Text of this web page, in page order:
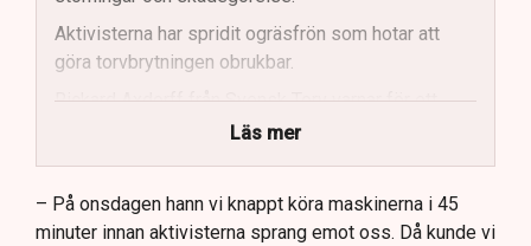
Aktivisterna har spridit ogräsfrön som hotar att
göra torvbrytningen obrukbar.
Rickard Axdorff från Svensk Torv varnar för ett
stort ekonomiskt sabotage.
Dialogpolisen på plats står maktlös inför
aktivisternas handlingar.
Frågor kvarstår om finansiering av illegal aktivism.
Läs mer
– På onsdagen hann vi knappt köra maskinerna i 45
minuter innan aktivisterna sprang emot oss. Då kunde vi